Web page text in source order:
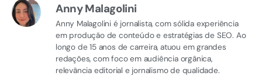
Anny Malagolini
Anny Malagolini é jornalista, com sólida experiência
em produção de conteúdo e estratégias de SEO. Ao
longo de 15 anos de carreira, atuou em grandes
redações, com foco em audiência orgânica,
relevância editorial e jornalismo de qualidade.